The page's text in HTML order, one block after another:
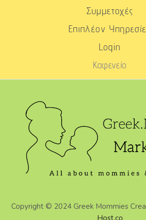
Συμμετοχές
Επιπλέον
Login
Καφενείο
Copyright © 2024 Greek Mommies
Host.co